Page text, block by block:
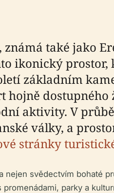
známá také jako
ikonický
základním
hojně dostupného
aktivity. V
války, a
stránky
nejen svědectvím bohaté
parky a